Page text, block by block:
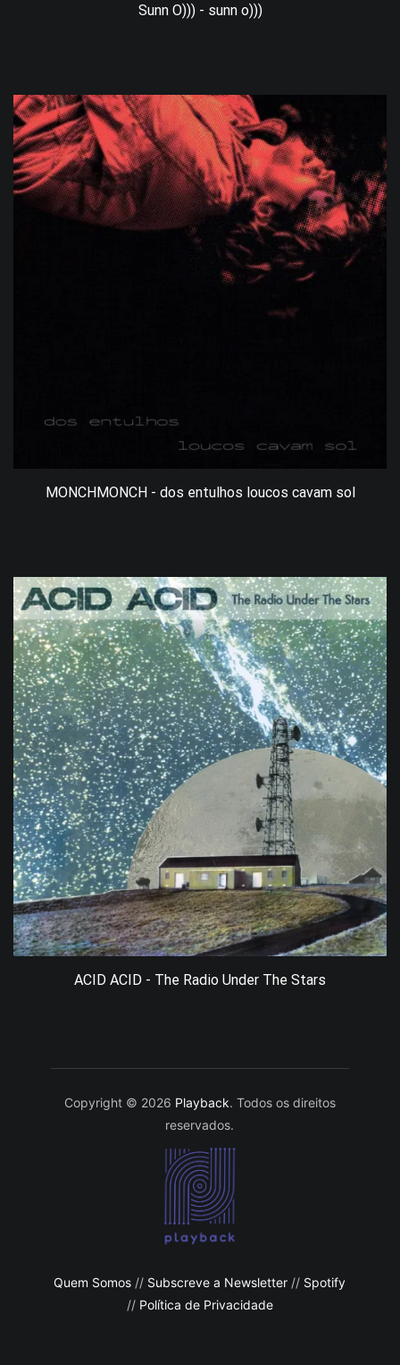
Sunn O))) - sunn o)))
MONCHMONCH - dos entulhos loucos cavam sol
ACID ACID - The Radio Under The Stars
Copyright © 2026 Playback. Todos os direitos
reservados.
Quem Somos // Subscreve a Newsletter // Spotify
// Política de Privacidade